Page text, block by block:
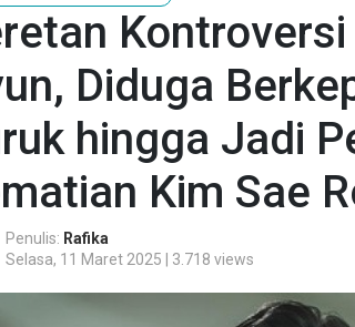
Diduga
hingga Jadi
Kim Sae
Penulis: Rafika
Selasa, 11 Maret 2025 | 3.718 views